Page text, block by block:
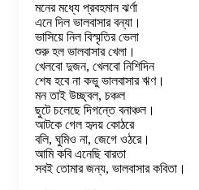
মনের মধ্যে প্রবহমান ঝর্ণা
এনে দিল ভালবাসার বন্যা।
ভাসিয়ে নিল বিস্মৃতির ভেলা
শুরু হল ভালবাসার খেলা।
খেলবো দুজন, খেলবো নিশিদিন
শেষ হবে না কভু ভালবাসার ঋণ।
মন তাই উচ্ছ্বল, চঞ্চল
ছুটে চলেছে দিগন্তে বনাঞ্চল।
আটকে গেল হৃদয় কোঠরে
বলি, ঘুমিও না, জেগে ওঠরে।
আমি কবি এনেছি বারতা
সবই তোমার জন্য, ভালবাসার কবিতা।